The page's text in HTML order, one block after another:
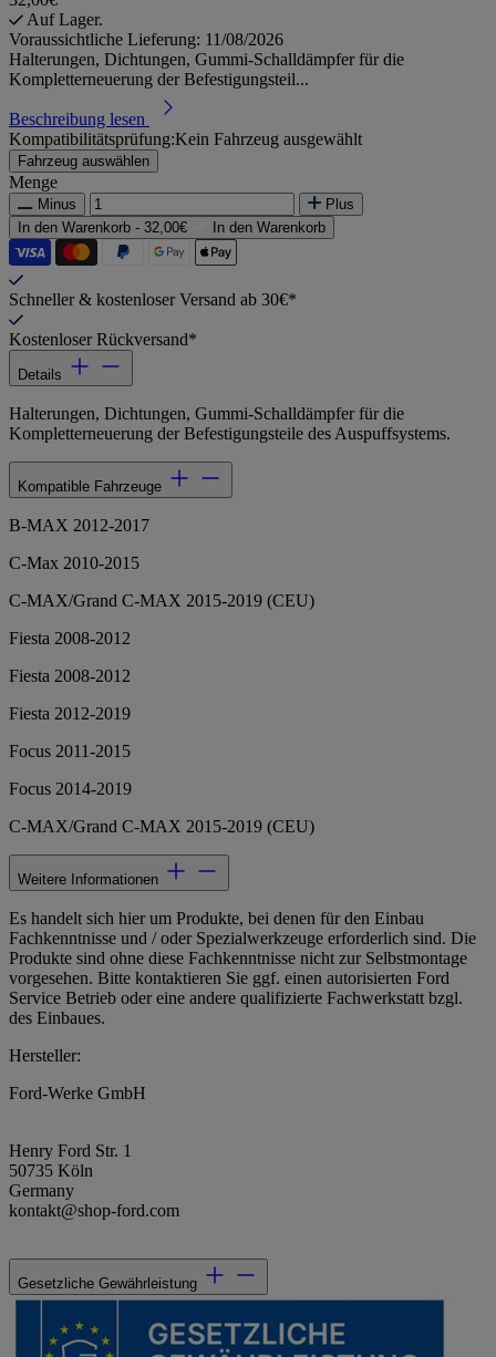
Auf Lager.
Voraussichtliche Lieferung: 11/08/2026
Halterungen, Dichtungen, Gummi-Schalldämpfer für die
Kompletterneuerung der Befestigungsteil...
Beschreibung lesen
Kompatibilitätsprüfung:Kein Fahrzeug ausgewählt
Fahrzeug auswählen
Menge
Minus
Plus
In den Warenkorb - 32,00€ In den Warenkorb
Schneller & kostenloser Versand ab 30€*
Kostenloser Rückversand*
Details
Halterungen, Dichtungen, Gummi-Schalldämpfer für die
Kompletterneuerung der Befestigungsteile des Auspuffsystems.
Kompatible Fahrzeuge
B-MAX 2012-2017
C-Max 2010-2015
C-MAX/Grand C-MAX 2015-2019 (CEU)
Fiesta 2008-2012
Fiesta 2008-2012
Fiesta 2012-2019
Focus 2011-2015
Focus 2014-2019
C-MAX/Grand C-MAX 2015-2019 (CEU)
Weitere Informationen
Es handelt sich hier um Produkte, bei denen für den Einbau
Fachkenntnisse und / oder Spezialwerkzeuge erforderlich sind. Die
Produkte sind ohne diese Fachkenntnisse nicht zur Selbstmontage
vorgesehen. Bitte kontaktieren Sie ggf. einen autorisierten Ford
Service Betrieb oder eine andere qualifizierte Fachwerkstatt bzgl.
des Einbaues.
Hersteller:
Ford-Werke GmbH
Henry Ford Str. 1
50735 Köln
Germany
kontakt@shop-ford.com
Gesetzliche Gewährleistung